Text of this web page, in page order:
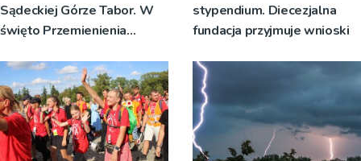
Sądeckiej Górze Tabor. W
święto Przemienienia
przypominał o znaczeniu
Sakramentów Świętych
[ZDJĘCIA]
stypendium. Diecezjalna
fundacja przyjmuje wnioski